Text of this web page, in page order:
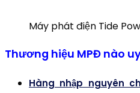
Máy phát điện Tide
Thương hiệu MPĐ nào
Hàng nhập nguyên